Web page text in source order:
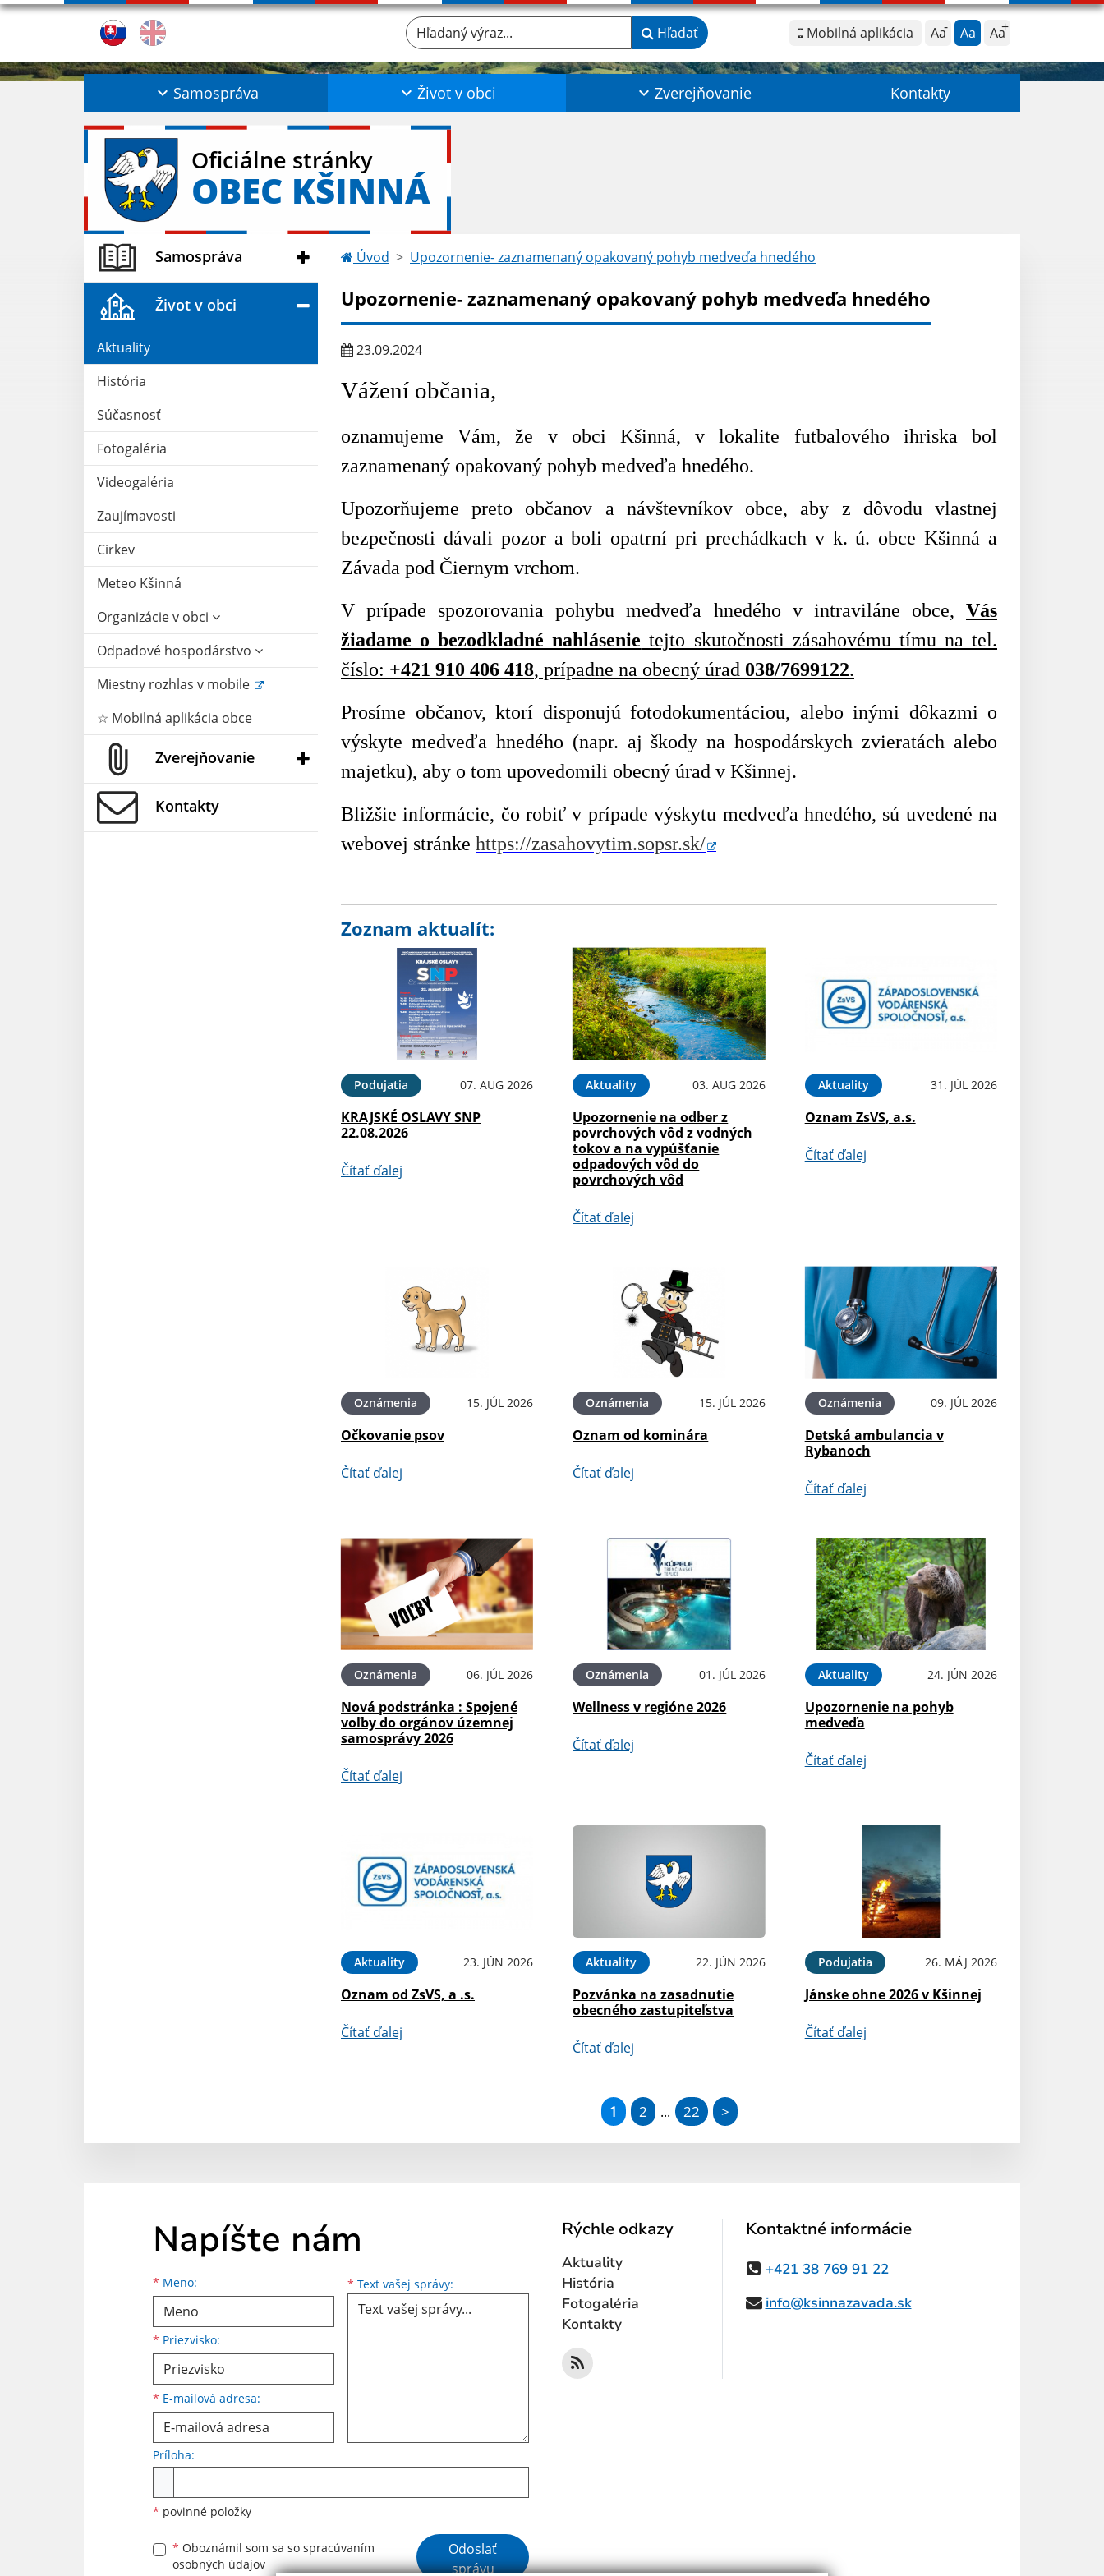
Mobilná aplikácia Aa Aa Aa
Hľadaný výraz... Hľadať
Samospráva Život v obci Zverejňovanie Kontakty
Oficiálne stránky
OBEC KŠINNÁ
Samospráva
Život v obci
Aktuality
História
Súčasnosť
Fotogaléria
Videogaléria
Zaujímavosti
Cirkev
Meteo Kšinná
Organizácie v obci
Odpadové hospodárstvo
Miestny rozhlas v mobile
☆ Mobilná aplikácia obce
Zverejňovanie
Kontakty
Úvod Upozornenie- zaznamenaný opakovaný pohyb medveďa hnedého
Upozornenie- zaznamenaný opakovaný pohyb medveďa hnedého
23.09.2024
Vážení občania,
oznamujeme Vám, že v obci Kšinná, v lokalite futbalového ihriska bol
zaznamenaný opakovaný pohyb medveďa hnedého.
Upozorňujeme preto občanov a návštevníkov obce, aby z dôvodu vlastnej
bezpečnosti dávali pozor a boli opatrní pri prechádkach v k. ú. obce Kšinná a
Závada pod Čiernym vrchom.
V prípade spozorovania pohybu medveďa hnedého v intraviláne obce, Vás
žiadame o bezodkladné nahlásenie tejto skutočnosti zásahovému tímu na tel.
číslo: +421 910 406 418, prípadne na obecný úrad 038/7699122.
Prosíme občanov, ktorí disponujú fotodokumentáciou, alebo inými dôkazmi o
výskyte medveďa hnedého (napr. aj škody na hospodárskych zvieratách alebo
majetku), aby o tom upovedomili obecný úrad v Kšinnej.
Bližšie informácie, čo robiť v prípade výskytu medveďa hnedého, sú uvedené na
webovej stránke https://zasahovytim.sopsr.sk/
Zoznam aktualít:
Podujatia 07. AUG 2026
KRAJSKÉ OSLAVY SNP
22.08.2026
Čítať ďalej
Aktuality 03. AUG 2026
Upozornenie na odber z
povrchových vôd z vodných
tokov a na vypúšťanie
odpadových vôd do
povrchových vôd
Čítať ďalej
Aktuality 31. JÚL 2026
Oznam ZsVS, a.s.
Čítať ďalej
Oznámenia 15. JÚL 2026
Očkovanie psov
Čítať ďalej
Oznámenia 15. JÚL 2026
Oznam od kominára
Čítať ďalej
Oznámenia 09. JÚL 2026
Detská ambulancia v
Rybanoch
Čítať ďalej
Oznámenia 06. JÚL 2026
Nová podstránka : Spojené
voľby do orgánov územnej
samosprávy 2026
Čítať ďalej
Oznámenia 01. JÚL 2026
Wellness v regióne 2026
Čítať ďalej
Aktuality 24. JÚN 2026
Upozornenie na pohyb
medveďa
Čítať ďalej
Aktuality 23. JÚN 2026
Oznam od ZsVS, a .s.
Čítať ďalej
Aktuality 22. JÚN 2026
Pozvánka na zasadnutie
obecného zastupiteľstva
Čítať ďalej
Podujatia 26. MÁJ 2026
Jánske ohne 2026 v Kšinnej
Čítať ďalej
1 2 ... 22 >
Napíšte nám
* Meno:
Meno
* Priezvisko:
Priezvisko
* E-mailová adresa:
E-mailová adresa * Text vašej správy: Text vašej správy...
Príloha:
* povinné položky
* Oboznámil som sa so spracúvaním
osobných údajov
Google reCaptcha Response
Odoslať
správu
Rýchle odkazy
Aktuality
História
Fotogaléria
Kontakty
Kontaktné informácie
+421 38 769 91 22
info@ksinnazavada.sk